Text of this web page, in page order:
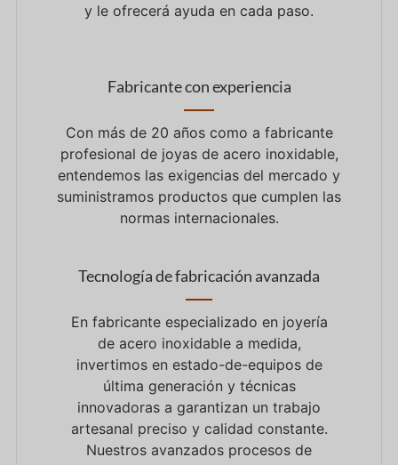
y le ofrecerá ayuda en cada paso.
Fabricante con experiencia
Con más de 20 años como a fabricante
profesional de joyas de acero inoxidable,
entendemos las exigencias del mercado y
suministramos productos que cumplen las
normas internacionales.
Tecnología de fabricación avanzada
En fabricante especializado en joyería
de acero inoxidable a medida,
invertimos en estado-de-equipos de
última generación ytécnicas
innovadoras a garantizan un trabajo
artesanal preciso ycalidad constante.
Nuestros avanzados procesos de